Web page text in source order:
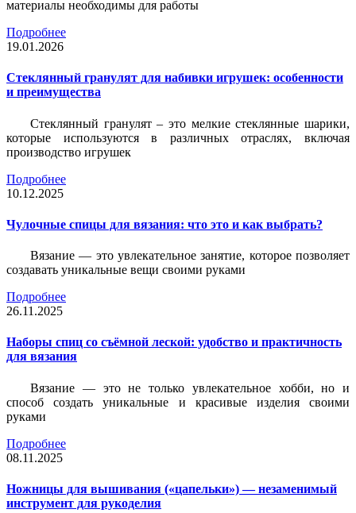
материалы необходимы для работы
Подробнее
19.01.2026
Стеклянный гранулят для набивки игрушек: особенности
и преимущества
Стеклянный гранулят – это мелкие стеклянные шарики,
которые используются в различных отраслях, включая
производство игрушек
Подробнее
10.12.2025
Чулочные спицы для вязания: что это и как выбрать?
Вязание — это увлекательное занятие, которое позволяет
создавать уникальные вещи своими руками
Подробнее
26.11.2025
Наборы спиц со съёмной леской: удобство и практичность
для вязания
Вязание — это не только увлекательное хобби, но и
способ создать уникальные и красивые изделия своими
руками
Подробнее
08.11.2025
Ножницы для вышивания («цапельки») — незаменимый
инструмент для рукоделия